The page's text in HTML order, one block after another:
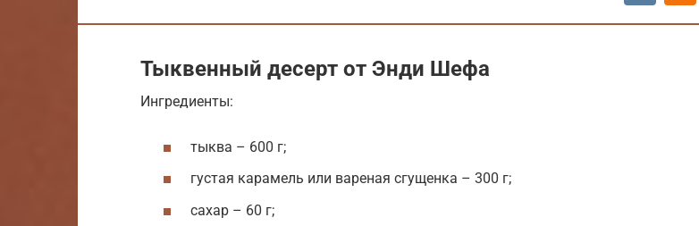
Тыквенный десерт от Энди Шефа
Ингредиенты:
тыква – 600 г;
густая карамель или вареная сгущенка – 300 г;
сахар – 60 г;